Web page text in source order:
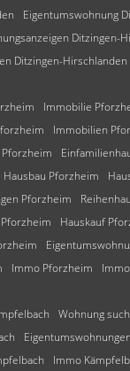
Eigentumswohnung
Ditzingen-
Ditzingen-Hirschlanden
Immobilie
Immobilien
Hausbau Pforzheim
Pforzheim
Hauskauf
Immo Pforzheim
Wohnung
Immo